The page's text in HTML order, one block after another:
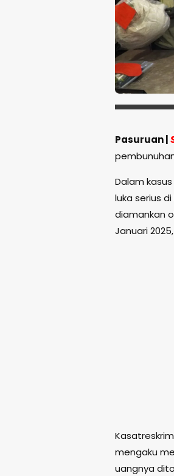
Pasuruan |
Dalam
luka serius
diamankan
Januari
mengaku
uangnya